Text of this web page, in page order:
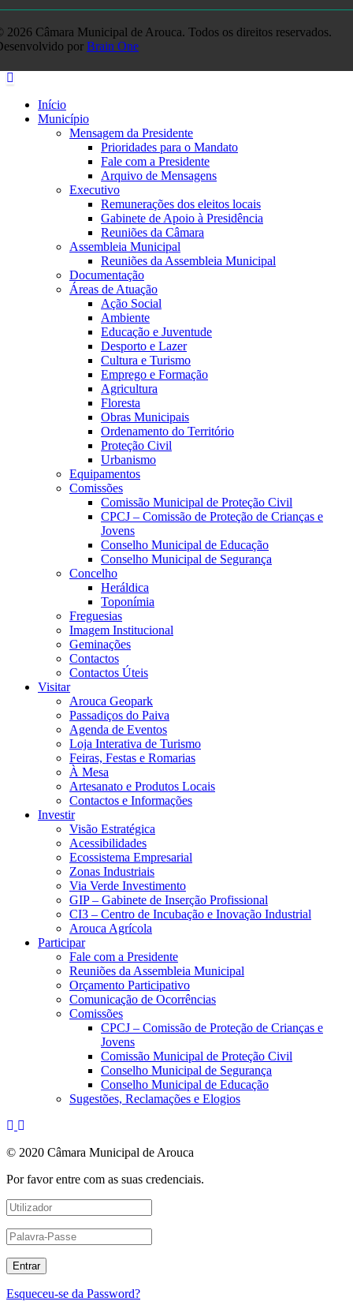
2026 Câmara Municipal de Arouca. Todos os direitos reservados.
por Brain One
Início
Município
Mensagem da Presidente
Prioridades para o Mandato
Fale com a Presidente
Arquivo de Mensagens
Executivo
Remunerações dos eleitos locais
Gabinete de Apoio à Presidência
Reuniões da Câmara
Assembleia Municipal
Reuniões da Assembleia Municipal
Documentação
Áreas de Atuação
Ação Social
Ambiente
Educação e Juventude
Desporto e Lazer
Cultura e Turismo
Emprego e Formação
Agricultura
Floresta
Obras Municipais
Ordenamento do Território
Proteção Civil
Urbanismo
Equipamentos
Comissões
Comissão Municipal de Proteção Civil
CPCJ – Comissão de Proteção de Crianças e
Jovens
Conselho Municipal de Educação
Conselho Municipal de Segurança
Concelho
Heráldica
Toponímia
Freguesias
Imagem Institucional
Geminações
Contactos
Contactos Úteis
Visitar
Arouca Geopark
Passadiços do Paiva
Agenda de Eventos
Loja Interativa de Turismo
Feiras, Festas e Romarias
À Mesa
Artesanato e Produtos Locais
Contactos e Informações
Investir
Visão Estratégica
Acessibilidades
Ecossistema Empresarial
Zonas Industriais
Via Verde Investimento
GIP – Gabinete de Inserção Profissional
CI3 – Centro de Incubação e Inovação Industrial
Arouca Agrícola
Participar
Fale com a Presidente
Reuniões da Assembleia Municipal
Orçamento Participativo
Comunicação de Ocorrências
Comissões
CPCJ – Comissão de Proteção de Crianças e
Jovens
Comissão Municipal de Proteção Civil
Conselho Municipal de Segurança
Conselho Municipal de Educação
Sugestões, Reclamações e Elogios
© 2020 Câmara Municipal de Arouca
Por favor entre com as suas credenciais.
Esqueceu-se da Password?